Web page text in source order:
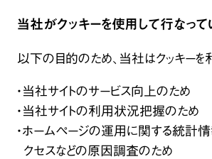
当社がクッキーを使用して行なって
以下の目的のため、当社はクッキーを
・当社サイトのサービス向上のため
・当社サイトの利用状況把握のため
・ホームページの運用に関する統計
クセスなどの原因調査のため